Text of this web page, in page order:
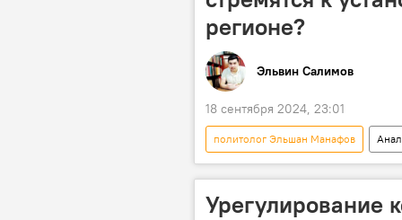
регионе?
Эльвин Салимов
18 сентября 2024, 23:01
политолог Эльшан Манафов
Россия
Южный Кавказ
Урегулирование